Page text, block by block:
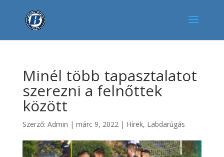
Minél több tapasztalatot
szerezni a felnőttek
között
Szerző: Admin | márc 9, 2022| Hírek, Labdarúgás